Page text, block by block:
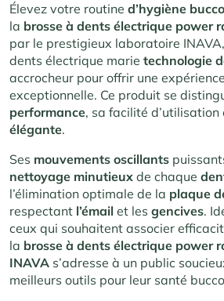
Élevez votre routine d’hygiène bucco
la brosse à dents électrique power
par le prestigieux laboratoire
dents électrique marie technologie
accrocheur pour offrir une
exceptionnelle. Ce produit se
performance, sa facilité d’utilisation
élégante.
Ses mouvements oscillants
nettoyage minutieux de chaque
l’élimination optimale de la plaque
respectant l’émail et les gencives.
ceux qui souhaitent associer
la brosse à dents électrique power
INAVA s’adresse à un public
meilleurs outils pour leur santé